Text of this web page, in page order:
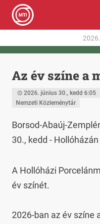
Az év színe a
2026. június 30., kedd 6:05
Nemzeti Közleménytár
Borsod-Abaúj-
30., kedd -
A Hollóházi
év színét.
2026-ban az év színe